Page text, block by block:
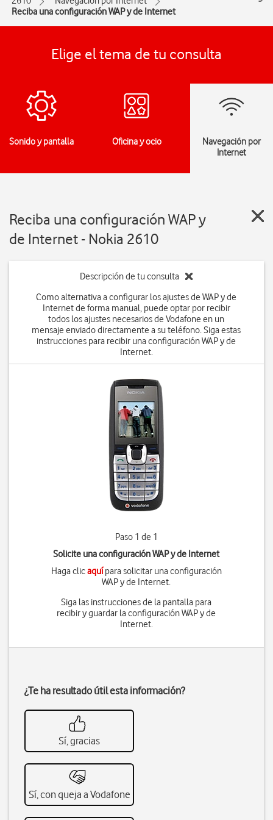
Reciba una configuración WAP y de Internet
Elige el tema de tu consulta
Sonido y pantalla Oficina y ocio
Navegación por
Internet
Reciba una configuración WAP y
de Internet - Nokia 2610
Descripción de tu consulta
Como alternativa a configurar los ajustes de WAP y de
Internet de forma manual, puede optar por recibir
todos los ajustes necesarios de Vodafone en un
mensaje enviado directamente a su teléfono. Siga estas
instrucciones para recibir una configuración WAP y de
Internet.
Paso 1 de 1
Solicite una configuración WAP y de Internet
Haga clicaquípara solicitar una configuración
WAP y de Internet.
Siga las instrucciones de la pantalla para
recibir y guardar la configuración WAP y de
Internet.
¿Te ha resultado útil esta información?
Sí, gracias
Sí, con queja a Vodafone